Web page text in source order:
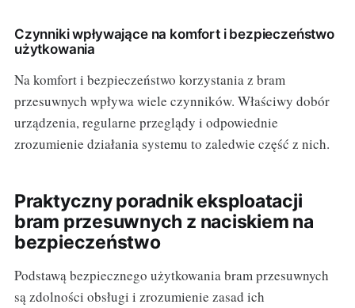
Czynniki wpływające na komfort i bezpieczeństwo
użytkowania
Na komfort i bezpieczeństwo korzystania z bram
przesuwnych wpływa wiele czynników. Właściwy dobór
urządzenia, regularne przeglądy i odpowiednie
zrozumienie działania systemu to zaledwie część z nich.
Praktyczny poradnik eksploatacji
bram przesuwnych z naciskiem na
bezpieczeństwo
Podstawą bezpiecznego użytkowania bram przesuwnych
są zdolności obsługi i zrozumienie zasad ich